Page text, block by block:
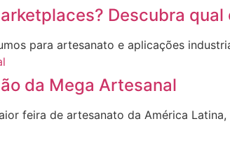
Descubra
para artesanato e aplicações
da Mega Artesanal
feira de artesanato da América